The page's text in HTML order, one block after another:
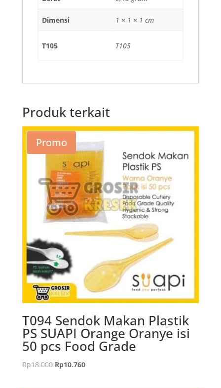
Dimensi 1 × 1 × 1 cm
T105 T105
Produk terkait
Promo
T094 Sendok Makan Plastik
PS SUAPI Orange Oranye isi
50 pcs Food Grade
Rp18.000 Harga
Rp10.760Harga